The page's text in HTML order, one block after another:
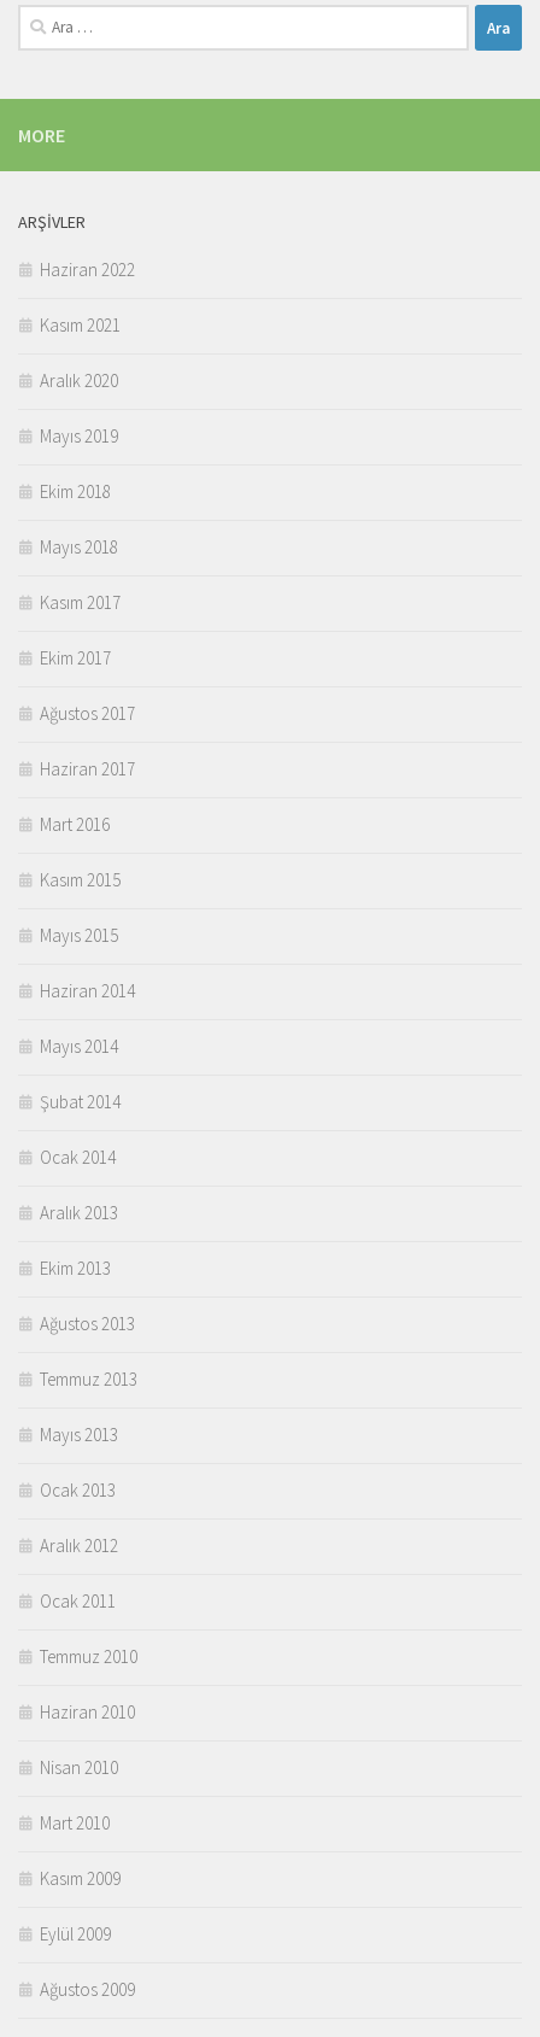
Arama:
MORE
ARŞIVLER
Haziran 2022
Kasım 2021
Aralık 2020
Mayıs 2019
Ekim 2018
Mayıs 2018
Kasım 2017
Ekim 2017
Ağustos 2017
Haziran 2017
Mart 2016
Kasım 2015
Mayıs 2015
Haziran 2014
Mayıs 2014
Şubat 2014
Ocak 2014
Aralık 2013
Ekim 2013
Ağustos 2013
Temmuz 2013
Mayıs 2013
Ocak 2013
Aralık 2012
Ocak 2011
Temmuz 2010
Haziran 2010
Nisan 2010
Mart 2010
Kasım 2009
Eylül 2009
Ağustos 2009